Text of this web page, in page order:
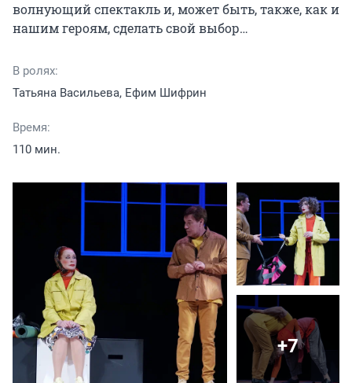
волнующий спектакль и, может быть, также, как и
нашим героям, сделать свой выбор…
В ролях:
Татьяна Васильева, Ефим Шифрин
Время:
110 мин.
+7